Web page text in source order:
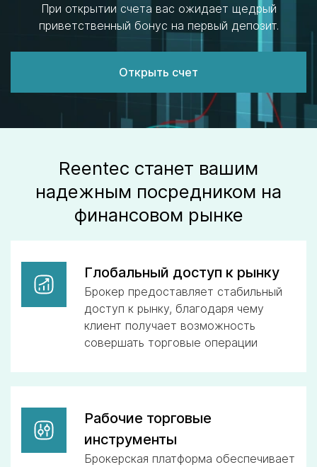
При открытии счета вас ожидает щедрый
приветственный бонус на первый депозит.
Открыть счет
Reentec станет вашим
надежным посредником на
финансовом рынке
Глобальный доступ к рынку
Брокер предоставляет стабильный
доступ к рынку, благодаря чему
клиент получает возможность
совершать торговые операции
Рабочие торговые
инструменты
Брокерская платформа обеспечивает